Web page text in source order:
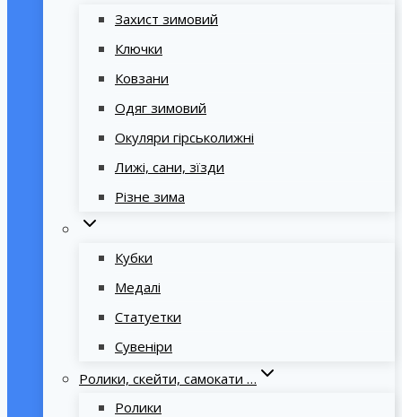
Захист зимовий
Ключки
Ковзани
Одяг зимовий
Окуляри гірськолижні
Лижі, сани, зїзди
Різне зима
Кубки
Медалі
Статуетки
Сувеніри
Ролики, скейти, самокати …
Ролики